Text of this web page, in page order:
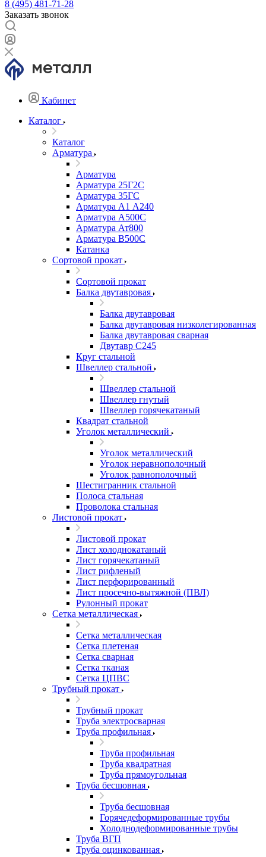
8 (495) 481-71-28
Заказать звонок
Кабинет
Каталог
Каталог
Арматура
Арматура
Арматура 25Г2С
Арматура 35ГС
Арматура А1 А240
Арматура А500С
Арматура Ат800
Арматура В500С
Катанка
Сортовой прокат
Сортовой прокат
Балка двутавровая
Балка двутавровая
Балка двутавровая низколегированная
Балка двутавровая сварная
Двутавр С245
Круг стальной
Швеллер стальной
Швеллер стальной
Швеллер гнутый
Швеллер горячекатаный
Квадрат стальной
Уголок металлический
Уголок металлический
Уголок неравнополочный
Уголок равнополочный
Шестигранник стальной
Полоса стальная
Проволока стальная
Листовой прокат
Листовой прокат
Лист холоднокатаный
Лист горячекатаный
Лист рифленый
Лист перфорированный
Лист просечно-вытяжной (ПВЛ)
Рулонный прокат
Сетка металлическая
Сетка металлическая
Сетка плетеная
Сетка сварная
Сетка тканая
Сетка ЦПВС
Трубный прокат
Трубный прокат
Труба электросварная
Труба профильная
Труба профильная
Труба квадратная
Труба прямоугольная
Труба бесшовная
Труба бесшовная
Горячедеформированные трубы
Холоднодеформированные трубы
Труба ВГП
Труба оцинкованная